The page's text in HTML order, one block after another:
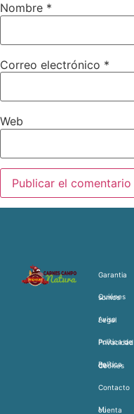
Nombre *
Correo electrónico *
Web
Garantia
Quiénes somos
Aviso Legal
Política de Privacidad
Política de Cookies
Contacto
Mi cuenta